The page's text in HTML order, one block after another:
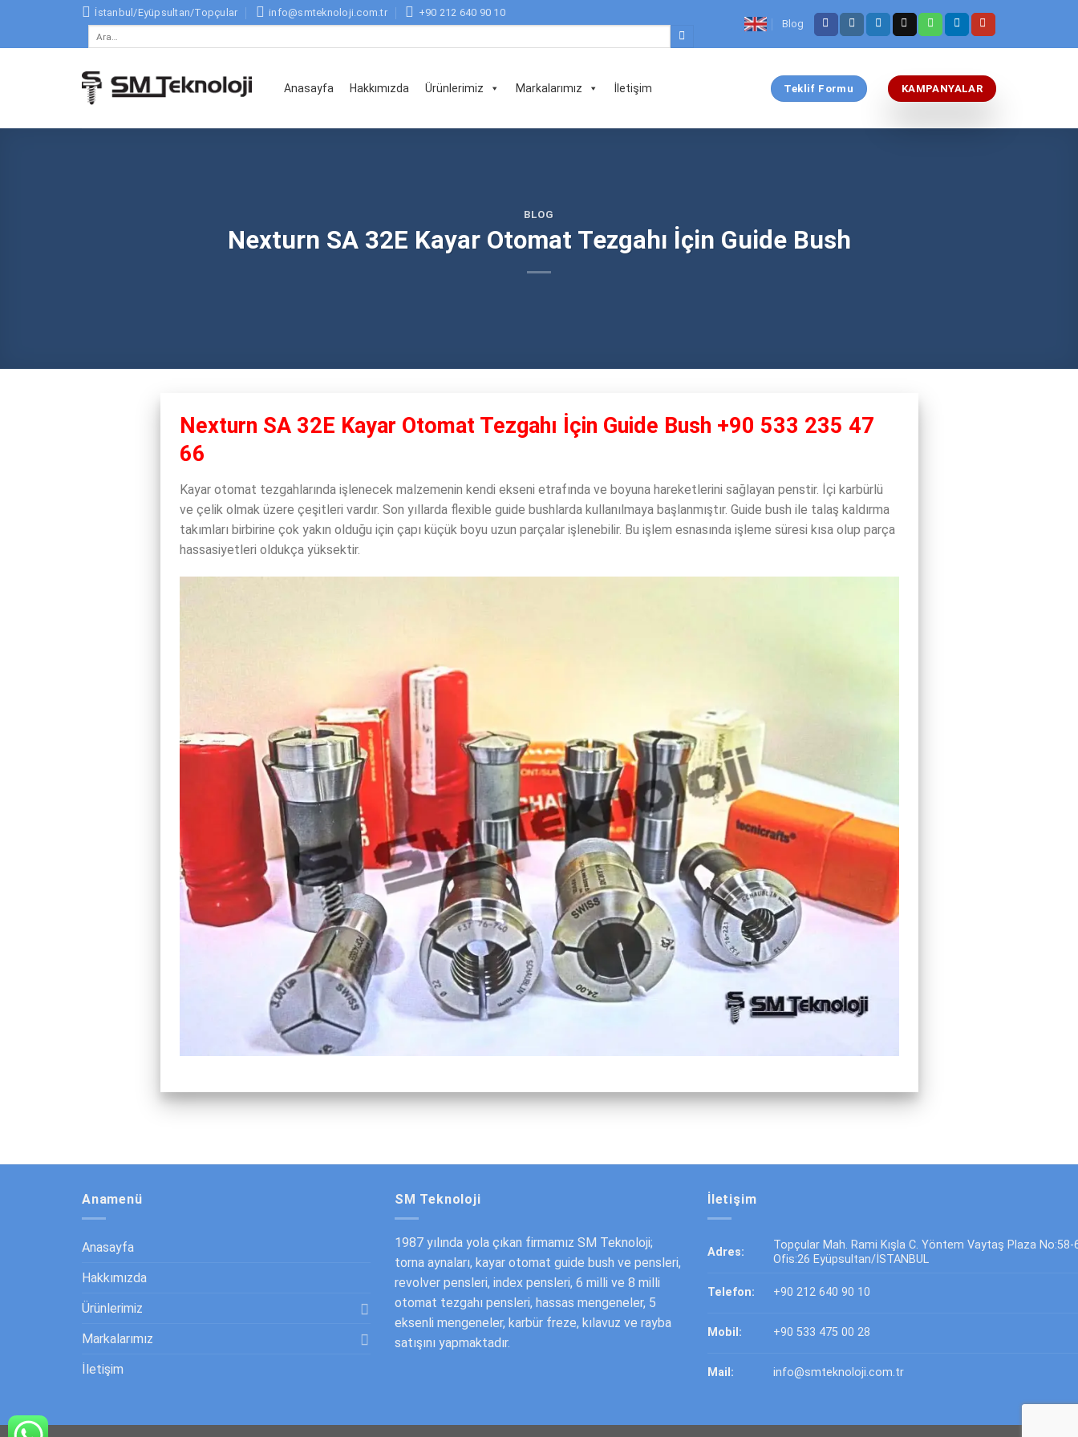
content
İstanbul/Eyüpsultan/Topçular info@smteknoloji.com.tr +90 212 640 90 10
Blog
Anasayfa Hakkımızda Ürünlerimiz Markalarımız İletişim Teklif Formu KAMPANYALAR
BLOG
Nexturn SA 32E Kayar Otomat Tezgahı İçin Guide Bush
Nexturn SA 32E Kayar Otomat Tezgahı İçin Guide Bush +90 533 235 47
66
Kayar otomat tezgahlarında işlenecek malzemenin kendi ekseni etrafında ve boyuna hareketlerini sağlayan penstir. İçi karbürlü
ve çelik olmak üzere çeşitleri vardır. Son yıllarda flexible guide bushlarda kullanılmaya başlanmıştır. Guide bush ile talaş kaldırma
takımları birbirine çok yakın olduğu için çapı küçük boyu uzun parçalar işlenebilir. Bu işlem esnasında işleme süresi kısa olup parça
hassasiyetleri oldukça yüksektir.
Anamenü
Anasayfa
Hakkımızda
Ürünlerimiz
Markalarımız
İletişim
SM Teknoloji
1987 yılında yola çıkan firmamız SM Teknoloji;
torna aynaları, kayar otomat guide bush ve pensleri,
revolver pensleri, index pensleri, 6 milli ve 8 milli
otomat tezgahı pensleri, hassas mengeneler, 5
eksenli mengeneler, karbür freze, kılavuz ve rayba
satışını yapmaktadır.
İletişim
Adres:
Topçular Mah. Rami Kışla C. Yöntem Vaytaş Plaza No:58-
Ofis:26 Eyüpsultan/İSTANBUL
Telefon: +90 212 640 90 10
Mobil: +90 533 475 00 28
Mail: info@smteknoloji.com.tr